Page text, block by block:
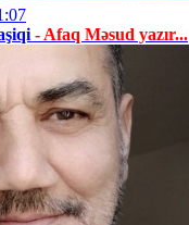
- Afaq Məsud yazır...